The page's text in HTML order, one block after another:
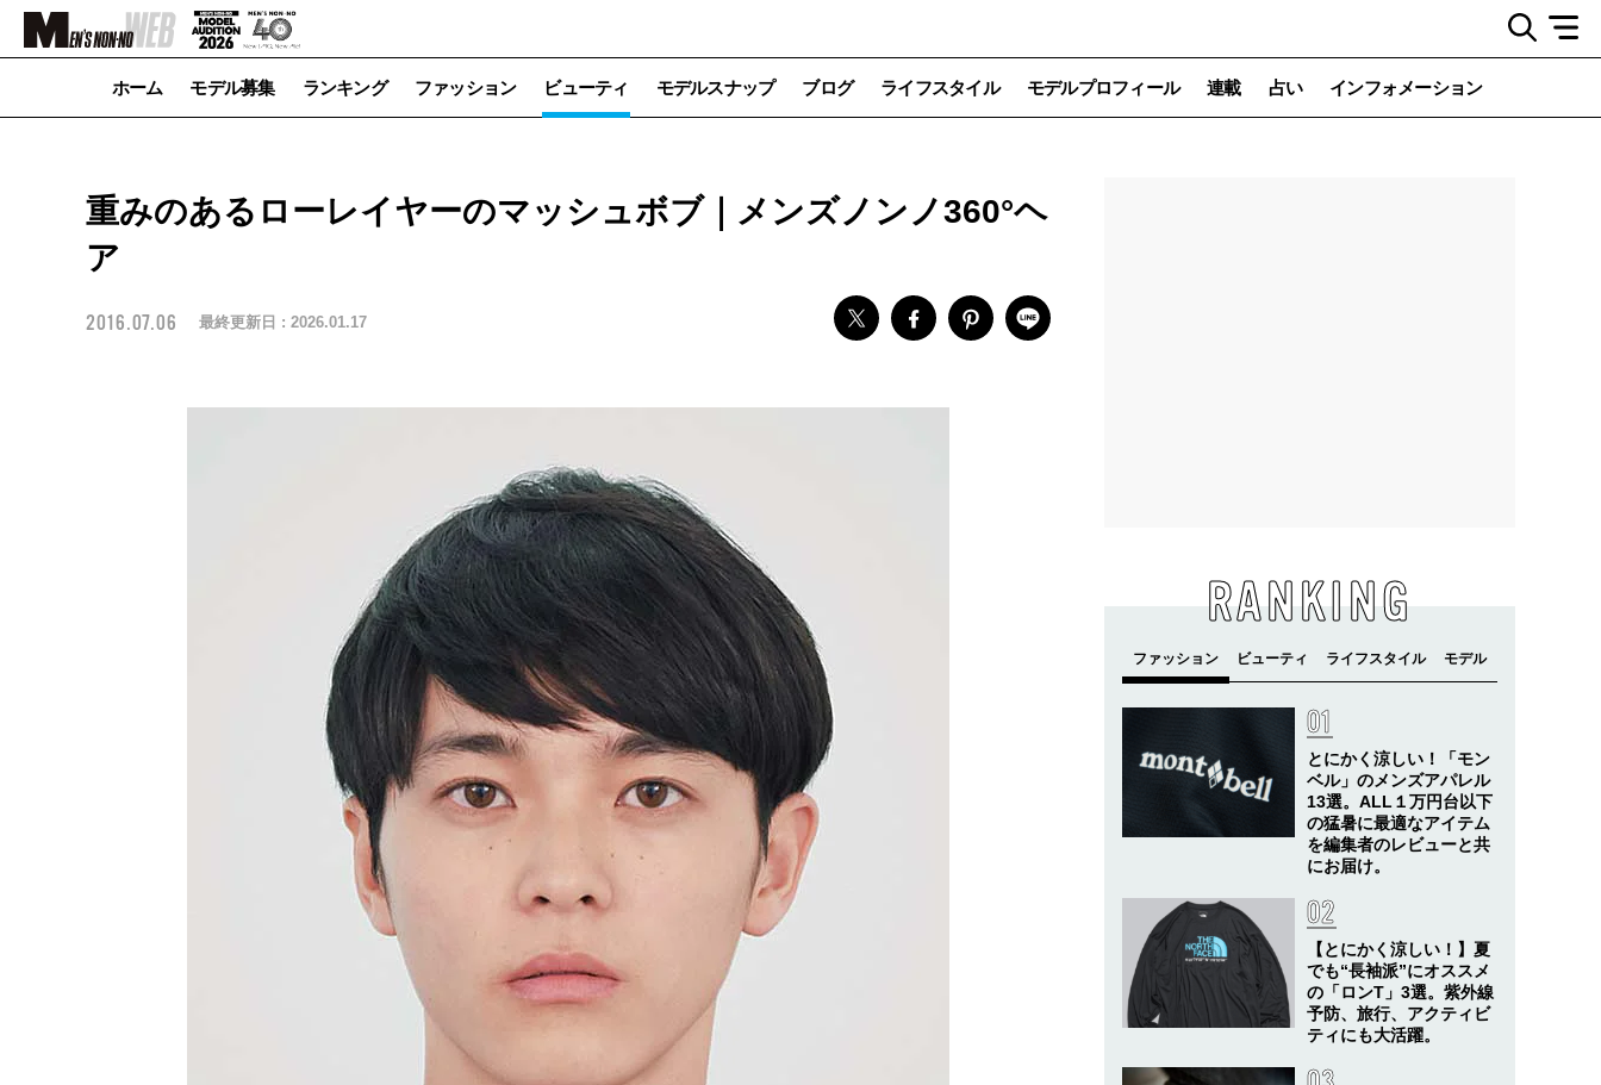
ホーム モデル募集 ランキング ファッション ビューティ モデルスナップ ブログ ライフスタイル モデルプロフィール 連載 占い インフォメーション
重みのあるローレイヤーのマッシュボブ｜メンズノンノ360°ヘ
ア
2016.07.06 最終更新日 : 2026.01.17
RANKING
とにかく涼しい！「モン
ベル」のメンズアパレル
13選。ALL１万円台以下
の猛暑に最適なアイテム
を編集者のレビューと共
にお届け。
【とにかく涼しい！】夏
でも“長袖派”にオススメ
の「ロンT」3選。紫外線
予防、旅行、アクティビ
ティにも大活躍。